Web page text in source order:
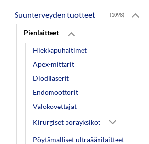
Suunterveyden tuotteet (1098)
Pienlaitteet
Hiekkapuhaltimet
Apex-mittarit
Diodilaserit
Endomoottorit
Valokovettajat
Kirurgiset porayksiköt
Pöytämalliset ultraäänilaitteet